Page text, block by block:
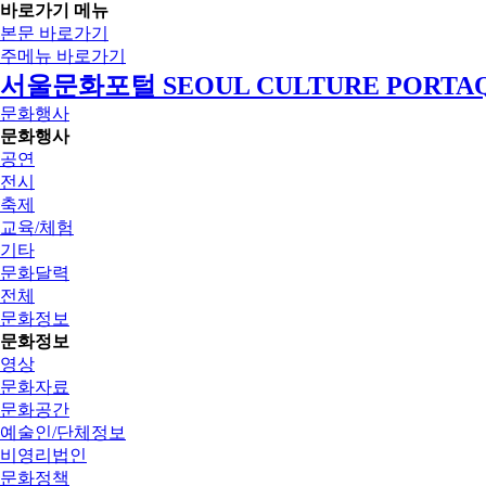
바로가기 메뉴
본문 바로가기
주메뉴 바로가기
서울문화포털 SEOUL CULTURE
문화행사
문화행사
공연
전시
축제
교육/체험
기타
문화달력
전체
문화정보
문화정보
영상
문화자료
문화공간
예술인/단체정보
비영리법인
문화정책